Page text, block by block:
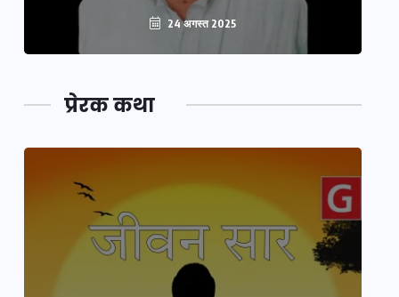
24 अगस्त 2025
प्रेरक कथा